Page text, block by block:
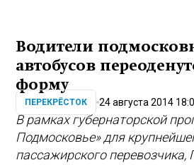
Водители
автобусов
форму
ПЕРЕКРЁСТОК 24 августа 2014
В рамках губернаторской
Подмосковье» для
пассажирского